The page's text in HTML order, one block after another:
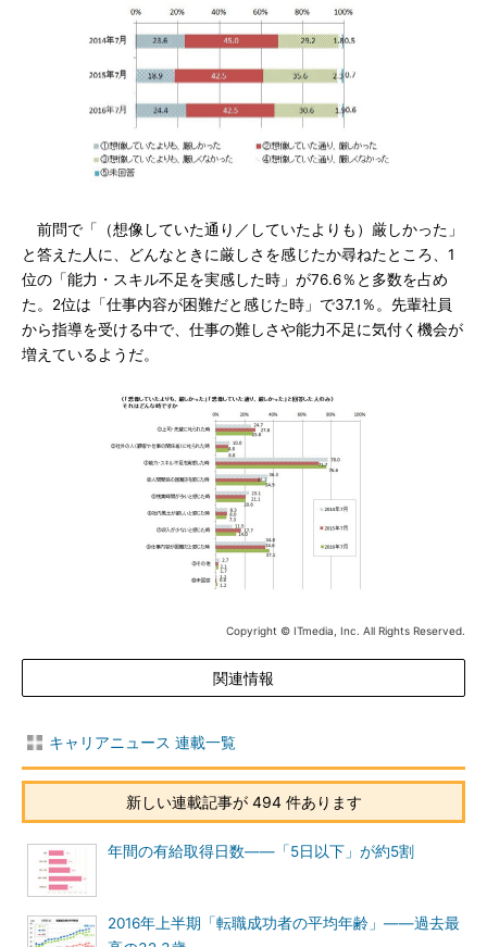
前問で「（想像していた通り／していたよりも）厳しかった」
と答えた人に、どんなときに厳しさを感じたか尋ねたところ、1
位の「能力・スキル不足を実感した時」が76.6％と多数を占め
た。2位は「仕事内容が困難だと感じた時」で37.1％。先輩社員
から指導を受ける中で、仕事の難しさや能力不足に気付く機会が
増えているようだ。
Copyright © ITmedia, Inc. All Rights Reserved.
関連情報
キャリアニュース 連載一覧
新しい連載記事が 494 件あります
年間の有給取得日数――「5日以下」が約5割
2016年上半期「転職成功者の平均年齢」――過去最